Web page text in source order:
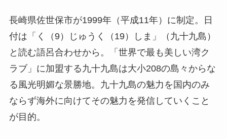
長崎県佐世保市が1999年（平成11年）に制定。日
付は「く（9）じゅうく（19）しま」（九十九島）
と読む語呂合わせから。「世界で最も美しい湾ク
ラブ」に加盟する九十九島は大小208の島々からな
る風光明媚な景勝地。九十九島の魅力を国内のみ
ならず海外に向けてその魅力を発信していくこと
が目的。